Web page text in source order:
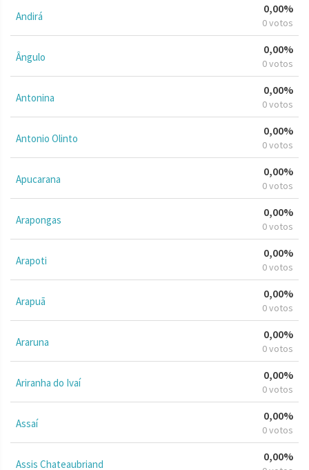
Andirá
0,00%
0 votos
Ângulo
0,00%
0 votos
Antonina
0,00%
0 votos
Antonio Olinto
0,00%
0 votos
Apucarana
0,00%
0 votos
Arapongas
0,00%
0 votos
Arapoti
0,00%
0 votos
Arapuã
0,00%
0 votos
Araruna
0,00%
0 votos
Ariranha do Ivaí
0,00%
0 votos
Assaí
0,00%
0 votos
Assis Chateaubriand
0,00%